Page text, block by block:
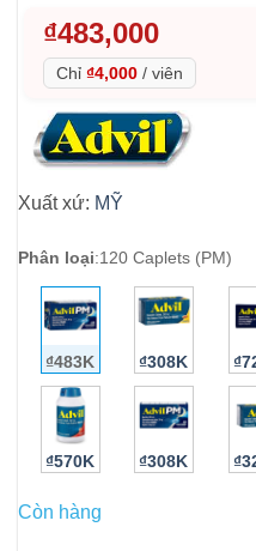
₫483,000
Chỉ ₫4,000 / viên
Xuất xứ: MỸ
Phân loại:120 Caplets (PM)
₫483K ₫308K
₫570K ₫308K
Còn hàng